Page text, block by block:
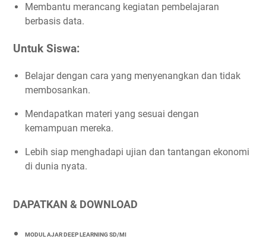
Membantu merancang kegiatan pembelajaran
berbasis data.
Untuk Siswa:
Belajar dengan cara yang menyenangkan dan tidak
membosankan.
Mendapatkan materi yang sesuai dengan
kemampuan mereka.
Lebih siap menghadapi ujian dan tantangan ekonomi
di dunia nyata.
DAPATKAN & DOWNLOAD
MODUL AJAR DEEP LEARNING SD/MI